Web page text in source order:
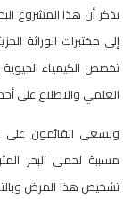
يذكر أن هذا المشروع
إلى مختبرات الوراثة
تخصص الكيمياء
العلمي والاطلاع على
ويسعى القائمون على
مسببة لحمى البحر
تشخيص هذا المرض